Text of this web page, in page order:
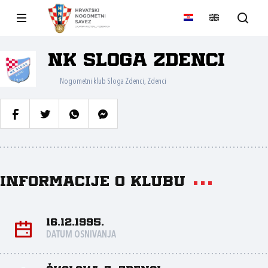
NK Sloga Zdenci
Nogometni klub Sloga Zdenci, Zdenci
Informacije o klubu
16.12.1995.
DATUM OSNIVANJA